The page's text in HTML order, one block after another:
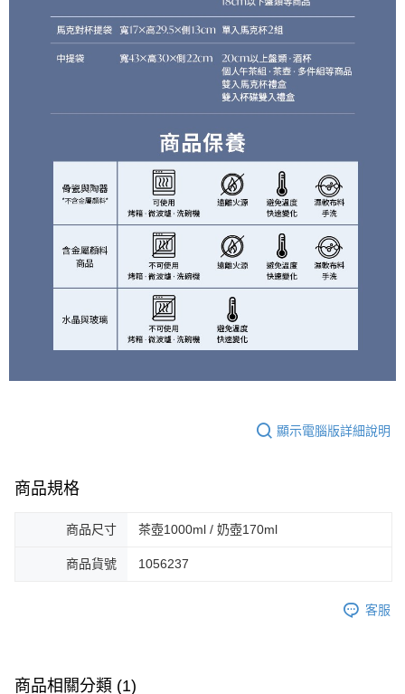
顯示電腦版詳細說明
商品規格
商品尺寸 茶壺1000ml / 奶壺170ml
商品貨號 1056237
客服
商品相關分類 (1)